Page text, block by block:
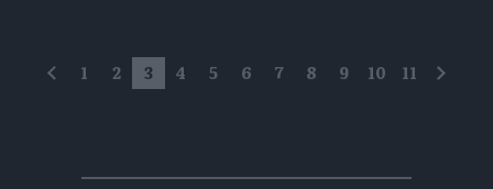
precedente
1 2 3 4 5 6 7 8 9 10 11